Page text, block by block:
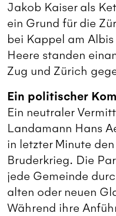
Jakob Kaiser als
ein Grund für die
bei Kappel am
Heere standen
Zug und Zürich
Ein politischer
Ein neutraler
Landamann Hans
in letzter Minute
Bruderkrieg. Die
jede Gemeinde
alten oder neuen
Während ihre